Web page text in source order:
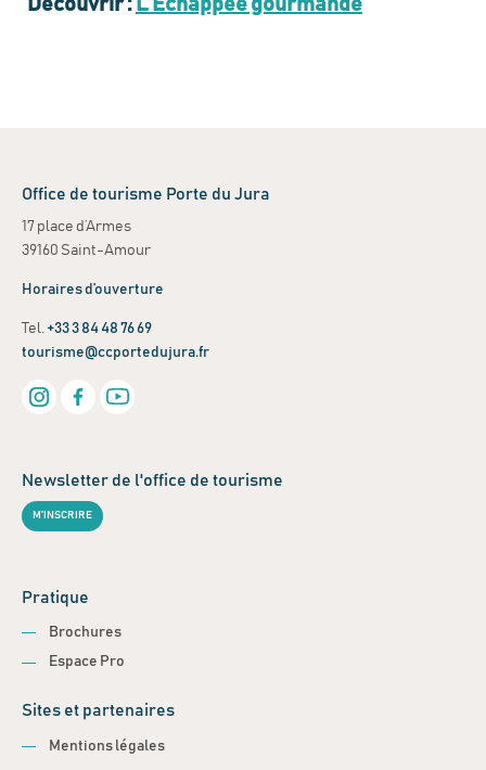
Office de tourisme Porte du Jura
17 place d’Armes
39160 Saint-Amour
Horaires d’ouverture
Tel. +33 3 84 48 76 69
tourisme@ccportedujura.fr
Newsletter de l'office de tourisme
M'INSCRIRE
Pratique
Brochures
Espace Pro
Sites et partenaires
Mentions légales